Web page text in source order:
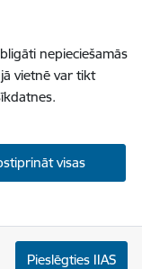
nepieciešamās
vietnē var tikt
visas
Pieslēgties IIAS